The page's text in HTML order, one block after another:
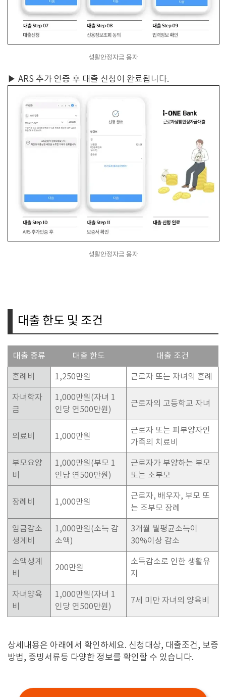
생활안정자금 융자
▶ ARS 추가 인증 후 대출 신청이 완료됩니다.
생활안정자금 융자
대출 한도 및 조건
대출 종류 대출 한도 대출 조건
혼례비 1,250만원 근로자 또는 자녀의 혼례
자녀학자
금
1,000만원(자녀 1
인당 연500만원)
근로자의 고등학교 자녀
의료비 1,000만원
근로자 또는 피부양자인
가족의 치료비
부모요양
비
1,000만원(부모 1
인당 연500만원)
근로자가 부양하는 부모
또는 조부모
장례비 1,000만원
근로자, 배우자, 부모 또
는 조부모 장례
임금감소
생계비
1,000만원(소득 감
소액)
3개월 월평균소득이
30%이상 감소
소액생계
비
200만원
소득감소로 인한 생활유
지
자녀양육
비
1,000만원(자녀 1
인당 연500만원)
7세 미만 자녀의 양육비
상세내용은 아래에서 확인하세요. 신청대상, 대출조건, 보증
방법, 증빙서류등 다양한 정보를 확인할 수 있습니다.